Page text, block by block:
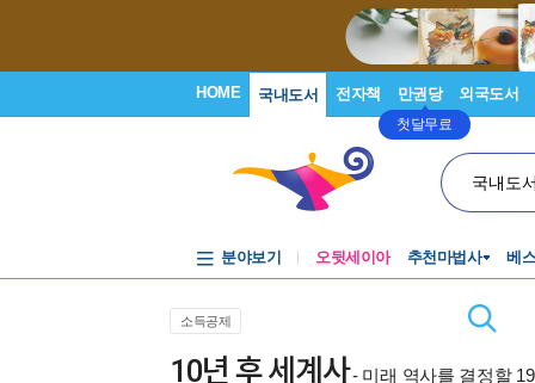
HOME 국내도서 전자책 만권당
첫달무료
외국도서
국내도
분야보기 오뒷세이아 추천마법사 베
소득공제
10년 후 세계사- 미래 역사를 결정할